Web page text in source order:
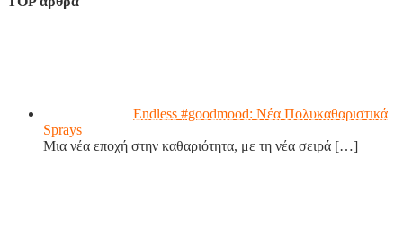
Endless #goodmood: Νέα Πολυκαθαριστικά
Sprays
Μια νέα εποχή στην καθαριότητα, με τη νέα σειρά […]